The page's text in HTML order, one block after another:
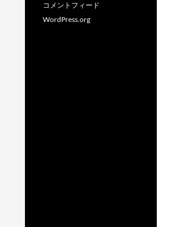
コメントフィード
WordPress.org